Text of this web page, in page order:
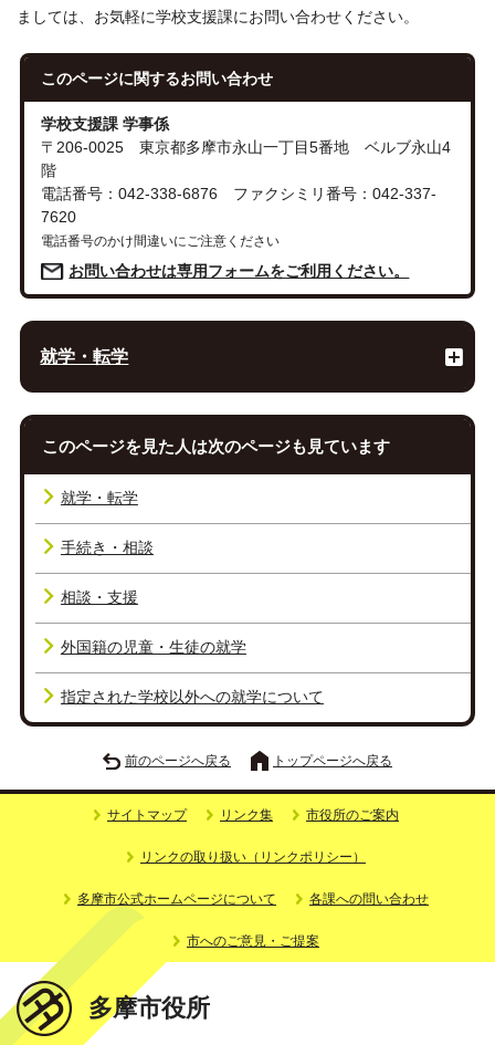
ましては、お気軽に学校支援課にお問い合わせください。
このページに関するお問い合わせ
学校支援課 学事係
〒206-0025 東京都多摩市永山一丁目5番地 ベルブ永山4
階
電話番号：042-338-6876 ファクシミリ番号：042-337-
7620
電話番号のかけ間違いにご注意ください
お問い合わせは専用フォームをご利用ください。
就学・転学
このページを見た人は次のページも見ています
就学・転学
手続き・相談
相談・支援
外国籍の児童・生徒の就学
指定された学校以外への就学について
前のページへ戻る トップページへ戻る
サイトマップ リンク集 市役所のご案内
リンクの取り扱い（リンクポリシー）
多摩市公式ホームページについて 各課への問い合わせ
市へのご意見・ご提案
多摩市役所